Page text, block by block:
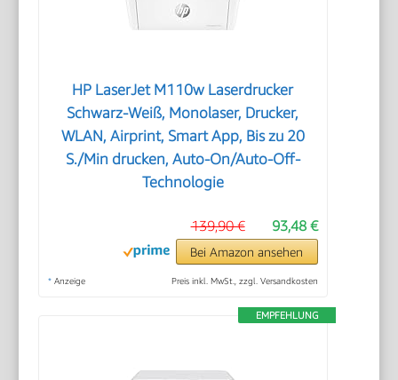
HP LaserJet M110w Laserdrucker
Schwarz-Weiß, Monolaser, Drucker,
WLAN, Airprint, Smart App, Bis zu 20
S./Min drucken, Auto-On/Auto-Off-
Technologie
93,48 €
139,90 €
Bei Amazon ansehen
* Anzeige Preis inkl. MwSt., zzgl. Versandkosten
EMPFEHLUNG